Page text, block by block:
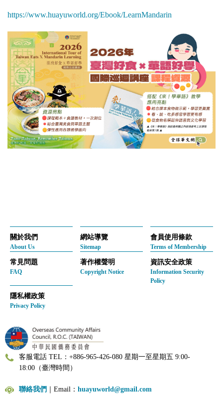
https://www.huayuworld.org/Ebook/LearnMandarin
關於我們
About Us
網站導覽
Sitemap
會員使用條款
Terms of Membership
常見問題
FAQ
著作權聲明
Copyright Notice
資訊安全政策
Information Security
Policy
隱私權政策
Privacy Policy
客服電話 TEL：+886-965-426-080 星期一至星期五 9:00-
18:00（臺灣時間）
聯絡我們 ｜Email： huayuworld@gmail.com